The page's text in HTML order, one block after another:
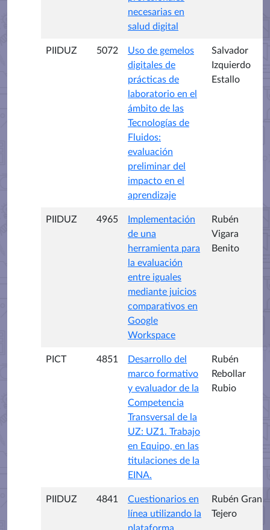
necesarias en
salud digital
PIIDUZ 5072
Uso de gemelos
digitales de
prácticas de
laboratorio en el
ámbito de las
Tecnologías de
Fluidos:
evaluación
preliminar del
impacto en el
aprendizaje
Salvador
Izquierdo
Estallo
PIIDUZ 4965
Implementación
de una
herramienta para
la evaluación
entre iguales
mediante juicios
comparativos en
Google
Workspace
Rubén
Vigara
Benito
PICT 4851
Desarrollo del
marco formativo
y evaluador de la
Competencia
Transversal de la
UZ: UZ1. Trabajo
en Equipo, en las
titulaciones de la
EINA.
Rubén
Rebollar
Rubio
PIIDUZ 4841
Cuestionarios en
línea utilizando la
Rubén Gran
Tejero